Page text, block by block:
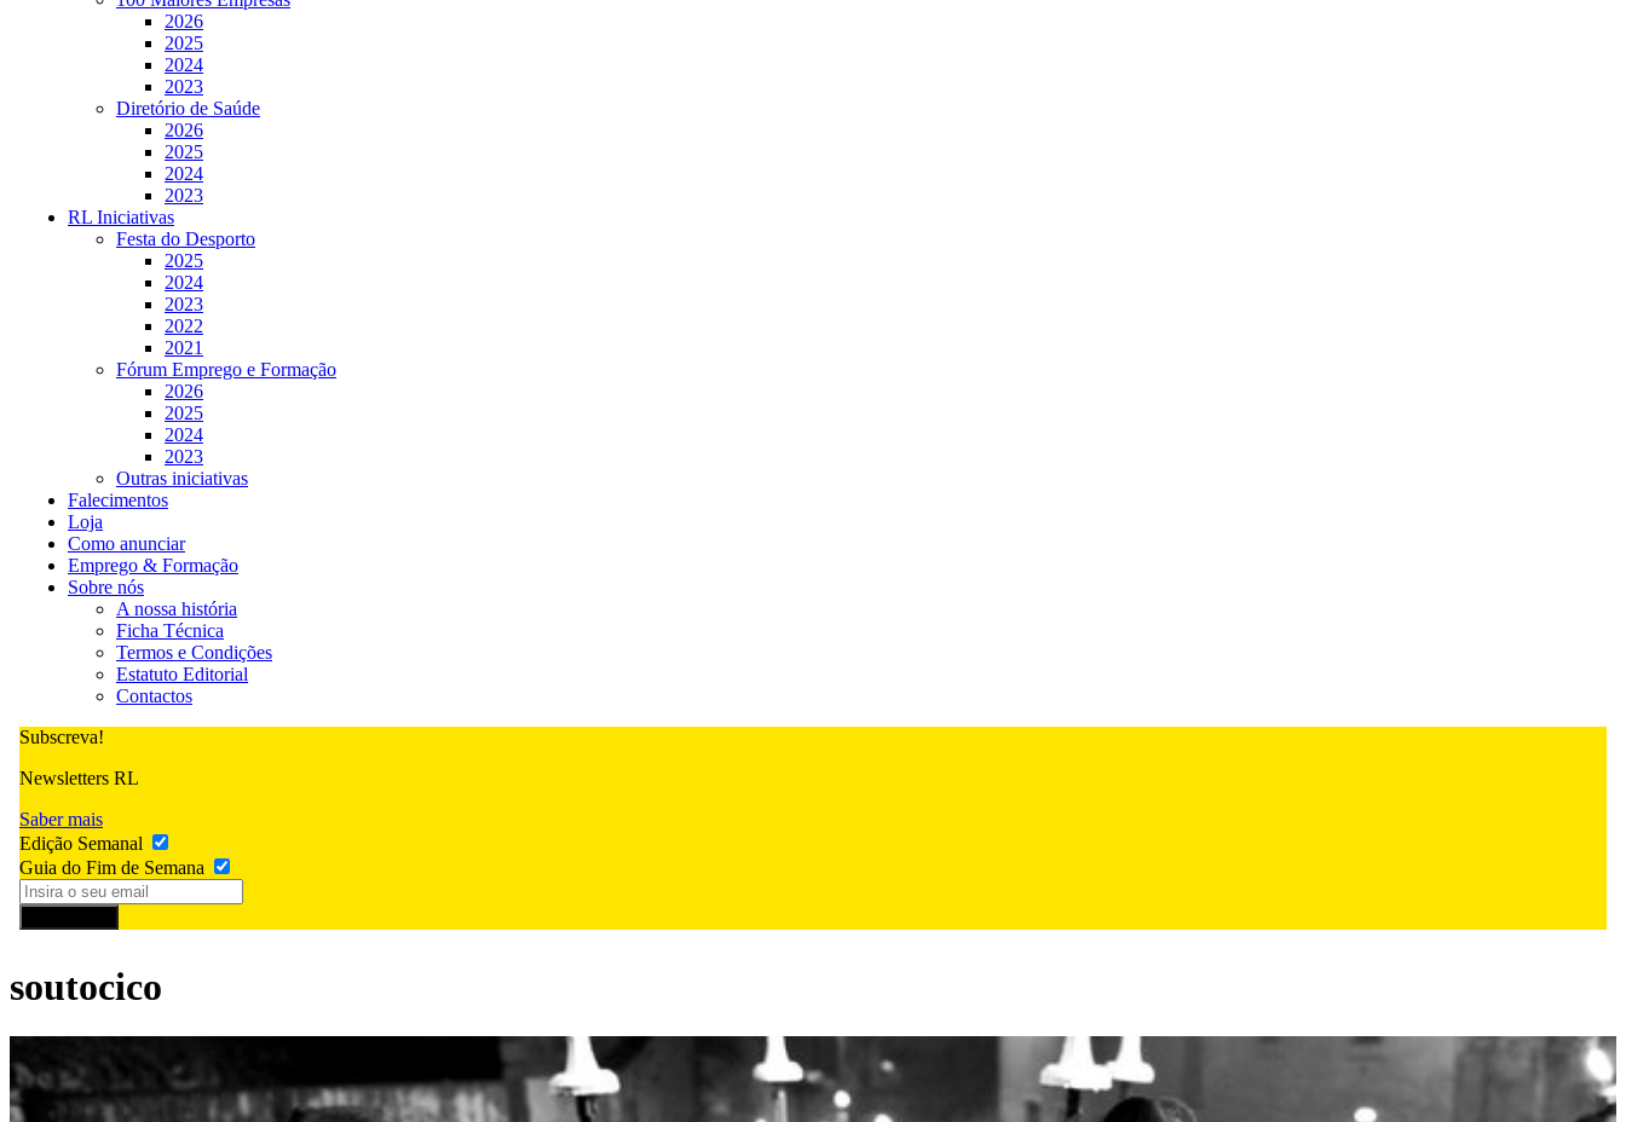
2026
2025
2024
2023
Diretório de Saúde
2026
2025
2024
2023
RL Iniciativas
Festa do Desporto
2025
2024
2023
2022
2021
Fórum Emprego e Formação
2026
2025
2024
2023
Outras iniciativas
Falecimentos
Loja
Como anunciar
Emprego & Formação
Sobre nós
A nossa história
Ficha Técnica
Termos e Condições
Estatuto Editorial
Contactos
Subscreva!
Newsletters RL
Saber mais
Edição Semanal
Guia do Fim de Semana
soutocico